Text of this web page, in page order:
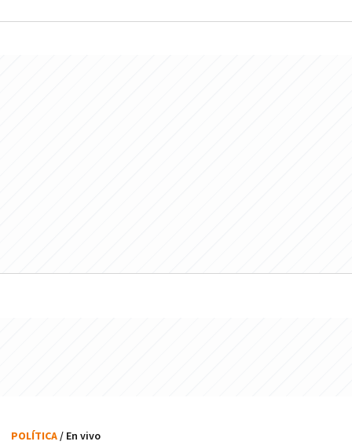
POLÍTICA/ En vivo